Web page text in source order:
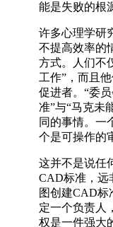
能是失败的根
许多心理学研
不提高效率的
方式。人们不
工作”，而且
促进者。“委
准”与“马克未
同的事情。一
个是可操作的
这并不是说任
CAD标准，远
图创建CAD标
定一个负责人
权是一件强大